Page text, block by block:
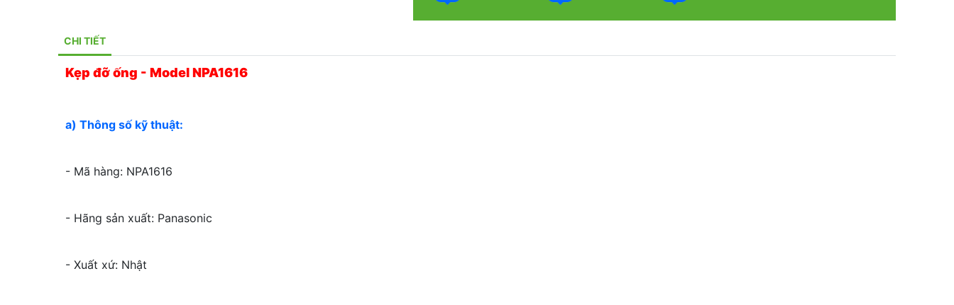
CHI TIẾT
Kẹp đỡ ống - Model NPA1616
a) Thông số kỹ thuật:
- Mã hàng: NPA1616
- Hãng sản xuất: Panasonic
- Xuất xứ: Nhật